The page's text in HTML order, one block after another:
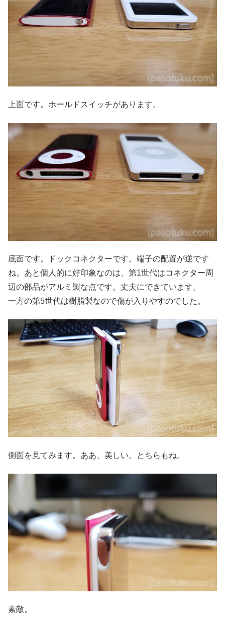
上面です。ホールドスイッチがあります。
底面です。ドックコネクターです。端子の配置が逆です
ね。あと個人的に好印象なのは、第1世代はコネクター周
辺の部品がアルミ製な点です。丈夫にできています。
一方の第5世代は樹脂製なので傷が入りやすのでした。
側面を見てみます。ああ、美しい。とちらもね。
素敵。